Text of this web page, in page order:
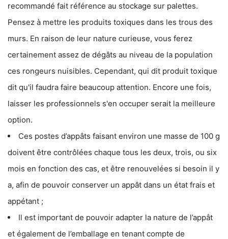
recommandé fait référence au stockage sur palettes.
Pensez à mettre les produits toxiques dans les trous des
murs. En raison de leur nature curieuse, vous ferez
certainement assez de dégâts au niveau de la population
ces rongeurs nuisibles. Cependant, qui dit produit toxique
dit qu'il faudra faire beaucoup attention. Encore une fois,
laisser les professionnels s'en occuper serait la meilleure
option.
Ces postes d’appâts faisant environ une masse de 100 g
doivent être contrôlées chaque tous les deux, trois, ou six
mois en fonction des cas, et être renouvelées si besoin il y
a, afin de pouvoir conserver un appât dans un état frais et
appétant ;
Il est important de pouvoir adapter la nature de l’appât
et également de l’emballage en tenant compte de